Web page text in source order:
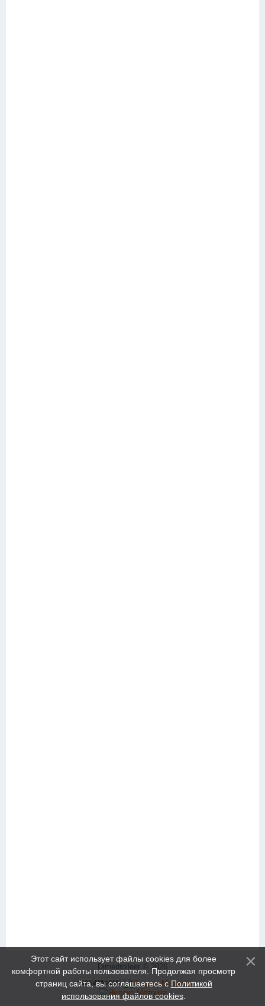
Dimedrolleer © 2026
Этот сайт использует файлы cookies для более
комфортной работы пользователя. Продолжая просмотр
страниц сайта, вы соглашаетесь сПолитикой
использования файлов cookies